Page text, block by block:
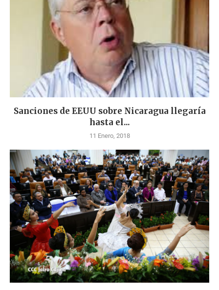
Sanciones de EEUU sobre Nicaragua llegaría
hasta el...
11 Enero, 2018